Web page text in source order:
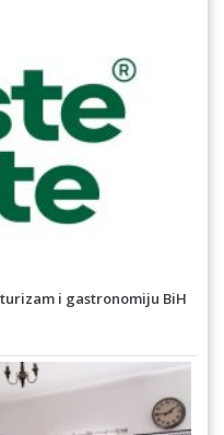
i gastronomiju BiH